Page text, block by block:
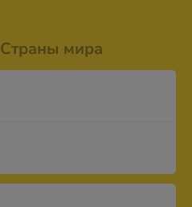
Страны мира